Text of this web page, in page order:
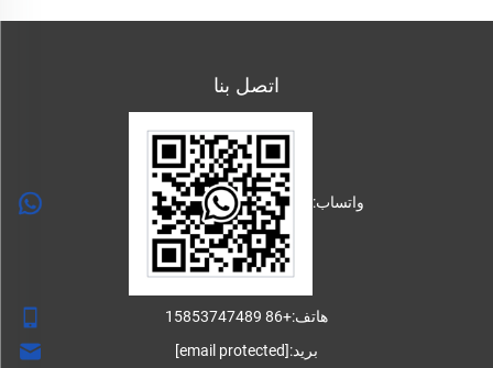
اتصل بنا
واتساب:
هاتف:+86 15853747489
بريد:[email protected]